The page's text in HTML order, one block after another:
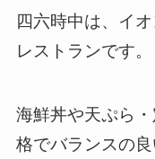
四六時中は、イ
レストランです。
海鮮丼や天ぷら
格でバランスの